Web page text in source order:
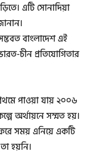
এটি সোনাদিয়া
বাংলাদেশ এই
ভারত-চীন প্রতিযোগিতার
পাওয়া যায় ২০০৬
অর্থায়নে সম্মত হয়।
সময় এনিয়ে একটি
হয়নি।